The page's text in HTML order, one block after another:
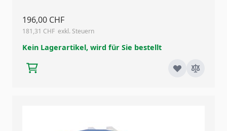
196,00 CHF
181,31 CHF
Kein Lagerartikel, wird für Sie bestellt